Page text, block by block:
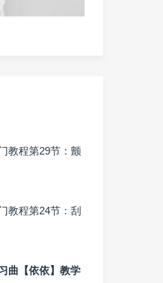
教程第29节：颤
教程第24节：刮
曲【依依】教学